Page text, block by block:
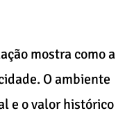
mostra como a
O ambiente
e o valor histórico